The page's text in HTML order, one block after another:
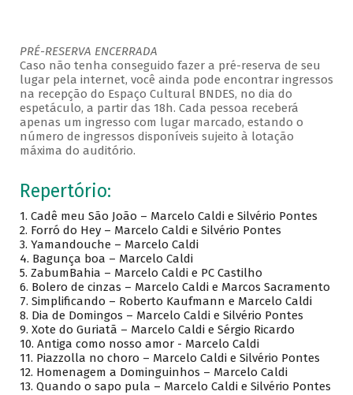
PRÉ-RESERVA ENCERRADA
Caso não tenha conseguido fazer a pré-reserva de seu
lugar pela internet, você ainda pode encontrar ingressos
na recepção do Espaço Cultural BNDES, no dia do
espetáculo, a partir das 18h. Cada pessoa receberá
apenas um ingresso com lugar marcado, estando o
número de ingressos disponíveis sujeito à lotação
máxima do auditório.
Repertório:
1. Cadê meu São João – Marcelo Caldi e Silvério Pontes
2. Forró do Hey – Marcelo Caldi e Silvério Pontes
3. Yamandouche – Marcelo Caldi
4. Bagunça boa – Marcelo Caldi
5. ZabumBahia – Marcelo Caldi e PC Castilho
6. Bolero de cinzas – Marcelo Caldi e Marcos Sacramento
7. Simplificando – Roberto Kaufmann e Marcelo Caldi
8. Dia de Domingos – Marcelo Caldi e Silvério Pontes
9. Xote do Guriatã – Marcelo Caldi e Sérgio Ricardo
10. Antiga como nosso amor - Marcelo Caldi
11. Piazzolla no choro – Marcelo Caldi e Silvério Pontes
12. Homenagem a Dominguinhos – Marcelo Caldi
13. Quando o sapo pula – Marcelo Caldi e Silvério Pontes